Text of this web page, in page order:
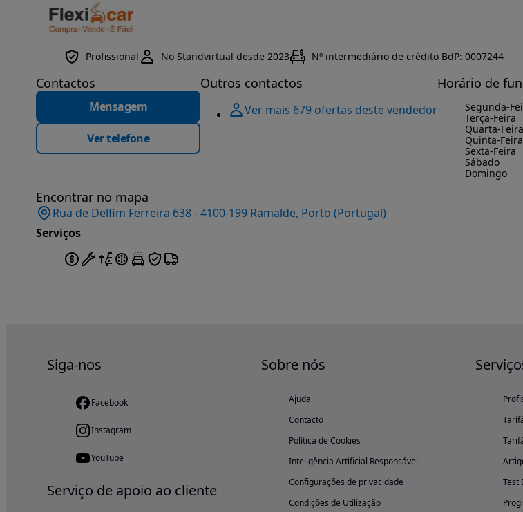
Profissional No Standvirtual desde 2023 Nº intermediário de crédito BdP: 0007244
Contactos
Mensagem
Ver telefone
Outros contactos
Ver mais 679 ofertas deste vendedor
Horário de
Segunda-
Terça-Feira
Quarta-Feira
Quinta-Feira
Sexta-Feira
Sábado
Domingo
Encontrar no mapa
Rua de Delfim Ferreira 638 - 4100-199 Ramalde, Porto (Portugal)
Serviços
Siga-nos
Facebook
Instagram
YouTube
Serviço de apoio ao cliente
Sobre nós
Ajuda
Contacto
Política de Cookies
Inteligência Artificial Responsável
Configurações de privacidade
Condições de Utilização
Test